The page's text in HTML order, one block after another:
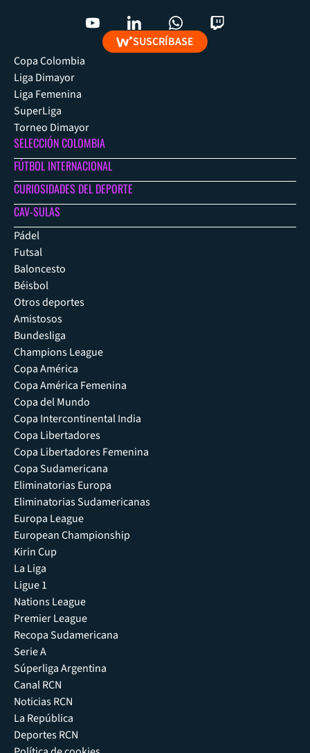
SUSCRÍBASE
Copa Colombia
Liga Dimayor
Liga Femenina
SuperLiga
Torneo Dimayor
SELECCIÓN COLOMBIA
FÚTBOL INTERNACIONAL
CURIOSIDADES DEL DEPORTE
CAV-SULAS
Pádel
Futsal
Baloncesto
Béisbol
Otros deportes
Amistosos
Bundesliga
Champions League
Copa América
Copa América Femenina
Copa del Mundo
Copa Intercontinental India
Copa Libertadores
Copa Libertadores Femenina
Copa Sudamericana
Eliminatorias Europa
Eliminatorias Sudamericanas
Europa League
European Championship
Kirin Cup
La Liga
Ligue 1
Nations League
Premier League
Recopa Sudamericana
Serie A
Súperliga Argentina
Canal RCN
Noticias RCN
La República
Deportes RCN